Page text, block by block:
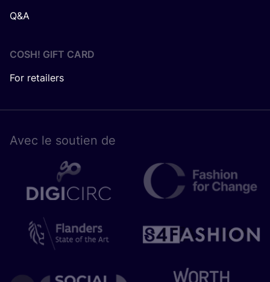
Q&A
COSH! GIFT CARD
For retailers
Avec le sou­tien de